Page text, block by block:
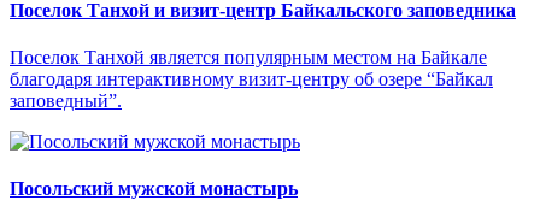
Поселок Танхой и визит-центр Байкальского заповедника
Поселок Танхой является популярным местом на Байкале
благодаря интерактивному визит-центру об озере “Байкал
заповедный”.
Посольский мужской монастырь